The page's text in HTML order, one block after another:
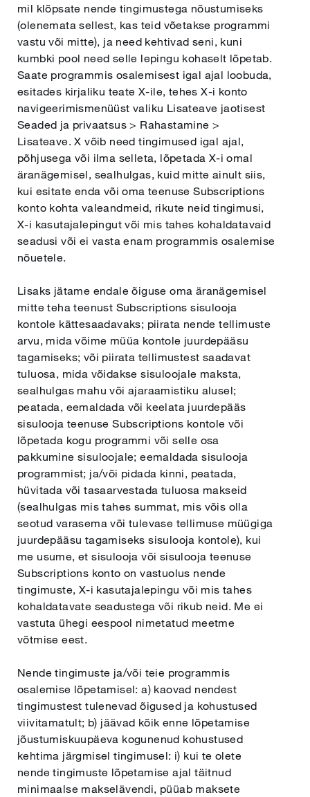
mil klõpsate nende tingimustega nõustumiseks
(olenemata sellest, kas teid võetakse programmi
vastu või mitte), ja need kehtivad seni, kuni
kumbki pool need selle lepingu kohaselt lõpetab.
Saate programmis osalemisest igal ajal loobuda,
esitades kirjaliku teate X-ile, tehes X-i konto
navigeerimismenüüst valiku Lisateave jaotisest
Seaded ja privaatsus > Rahastamine >
Lisateave. X võib need tingimused igal ajal,
põhjusega või ilma selleta, lõpetada X-i omal
äranägemisel, sealhulgas, kuid mitte ainult siis,
kui esitate enda või oma teenuse Subscriptions
konto kohta valeandmeid, rikute neid tingimusi,
X-i kasutajalepingut või mis tahes kohaldatavaid
seadusi või ei vasta enam programmis osalemise
nõuetele.
Lisaks jätame endale õiguse oma äranägemisel
mitte teha teenust Subscriptions sisulooja
kontole kättesaadavaks; piirata nende tellimuste
arvu, mida võime müüa kontole juurdepääsu
tagamiseks; või piirata tellimustest saadavat
tuluosa, mida võidakse sisuloojale maksta,
sealhulgas mahu või ajaraamistiku alusel;
peatada, eemaldada või keelata juurdepääs
sisulooja teenuse Subscriptions kontole või
lõpetada kogu programmi või selle osa
pakkumine sisuloojale; eemaldada sisulooja
programmist; ja/või pidada kinni, peatada,
hüvitada või tasaarvestada tuluosa makseid
(sealhulgas mis tahes summat, mis võis olla
seotud varasema või tulevase tellimuse müügiga
juurdepääsu tagamiseks sisulooja kontole), kui
me usume, et sisulooja või sisulooja teenuse
Subscriptions konto on vastuolus nende
tingimuste, X-i kasutajalepingu või mis tahes
kohaldatavate seadustega või rikub neid. Me ei
vastuta ühegi eespool nimetatud meetme
võtmise eest.
Nende tingimuste ja/või teie programmis
osalemise lõpetamisel: a) kaovad nendest
tingimustest tulenevad õigused ja kohustused
viivitamatult; b) jäävad kõik enne lõpetamise
jõustumiskuupäeva kogunenud kohustused
kehtima järgmisel tingimusel: i) kui te olete
nende tingimuste lõpetamise ajal täitnud
minimaalse makselävendi, püüab maksete